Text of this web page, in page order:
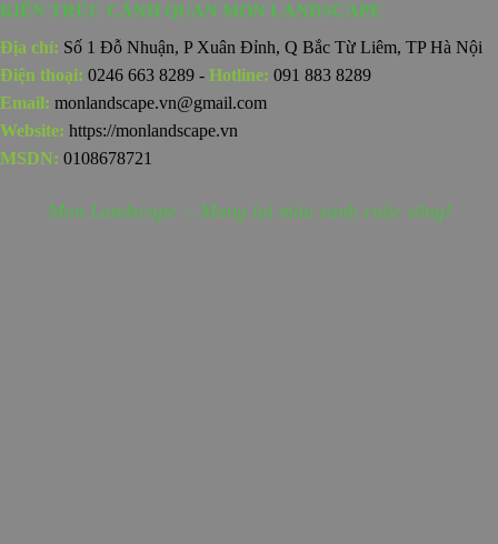
KIẾN TRÚC CẢNH QUAN MON LANDSCAPE
Địa chỉ: Số 1 Đỗ Nhuận, P Xuân Đỉnh, Q Bắc Từ Liêm, TP Hà Nội
Điện thoại: 0246 663 8289 - Hotline: 091 883 8289
Email: monlandscape.vn@gmail.com
Website: https://monlandscape.vn
MSDN: 0108678721
Mon Landscape - Mang lại màu xanh cuộc sống!